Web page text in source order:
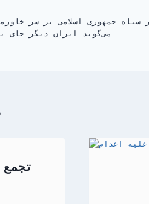
سیاه جمهوری اسلامی بر سر
می‌گوید ایران دیگر جای